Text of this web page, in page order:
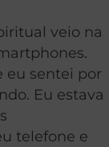
veio na
eu sentei por
Eu estava
telefone e